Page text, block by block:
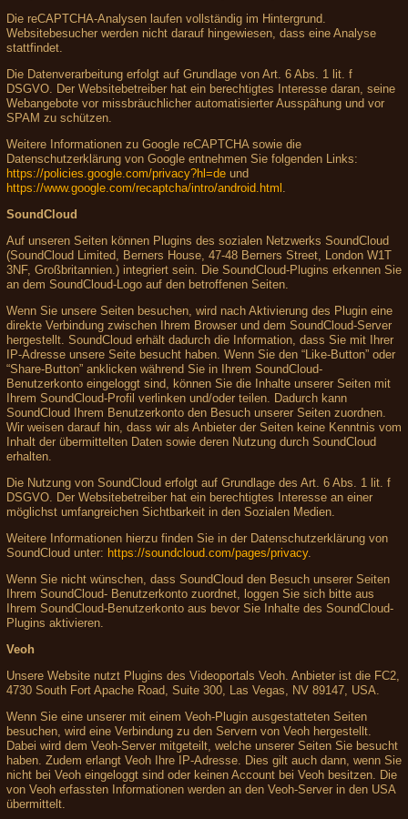
Die reCAPTCHA-Analysen laufen vollständig im Hintergrund.
Websitebesucher werden nicht darauf hingewiesen, dass eine Analyse
stattfindet.
Die Datenverarbeitung erfolgt auf Grundlage von Art. 6 Abs. 1 lit. f
DSGVO. Der Websitebetreiber hat ein berechtigtes Interesse daran, seine
Webangebote vor missbräuchlicher automatisierter Ausspähung und vor
SPAM zu schützen.
Weitere Informationen zu Google reCAPTCHA sowie die
Datenschutzerklärung von Google entnehmen Sie folgenden Links:
https://policies.google.com/privacy?hl=de und
https://www.google.com/recaptcha/intro/android.html
SoundCloud
Auf unseren Seiten können Plugins des sozialen Netzwerks SoundCloud
(SoundCloud Limited, Berners House, 47-48 Berners Street, London W1T
3NF, Großbritannien.) integriert sein. Die SoundCloud-Plugins erkennen Sie
an dem SoundCloud-Logo auf den betroffenen Seiten.
Wenn Sie unsere Seiten besuchen, wird nach Aktivierung des Plugin eine
direkte Verbindung zwischen Ihrem Browser und dem SoundCloud-Server
hergestellt. SoundCloud erhält dadurch die Information, dass Sie mit Ihrer
IP-Adresse unsere Seite besucht haben. Wenn Sie den “Like-Button” oder
“Share-Button” anklicken während Sie in Ihrem SoundCloud-
Benutzerkonto eingeloggt sind, können Sie die Inhalte unserer Seiten mit
Ihrem SoundCloud-Profil verlinken und/oder teilen. Dadurch kann
SoundCloud Ihrem Benutzerkonto den Besuch unserer Seiten zuordnen.
Wir weisen darauf hin, dass wir als Anbieter der Seiten keine Kenntnis vom
Inhalt der übermittelten Daten sowie deren Nutzung durch SoundCloud
erhalten.
Die Nutzung von SoundCloud erfolgt auf Grundlage des Art. 6 Abs. 1 lit. f
DSGVO. Der Websitebetreiber hat ein berechtigtes Interesse an einer
möglichst umfangreichen Sichtbarkeit in den Sozialen Medien.
Weitere Informationen hierzu finden Sie in der Datenschutzerklärung von
SoundCloud unter: https://soundcloud.com/pages/privacy.
Wenn Sie nicht wünschen, dass SoundCloud den Besuch unserer Seiten
Ihrem SoundCloud- Benutzerkonto zuordnet, loggen Sie sich bitte aus
Ihrem SoundCloud-Benutzerkonto aus bevor Sie Inhalte des SoundCloud-
Plugins aktivieren.
Veoh
Unsere Website nutzt Plugins des Videoportals Veoh. Anbieter ist die FC2,
4730 South Fort Apache Road, Suite 300, Las Vegas, NV 89147, USA.
Wenn Sie eine unserer mit einem Veoh-Plugin ausgestatteten Seiten
besuchen, wird eine Verbindung zu den Servern von Veoh hergestellt.
Dabei wird dem Veoh-Server mitgeteilt, welche unserer Seiten Sie besucht
haben. Zudem erlangt Veoh Ihre IP-Adresse. Dies gilt auch dann, wenn Sie
nicht bei Veoh eingeloggt sind oder keinen Account bei Veoh besitzen. Die
von Veoh erfassten Informationen werden an den Veoh-Server in den USA
übermittelt.